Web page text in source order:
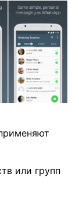
или групп